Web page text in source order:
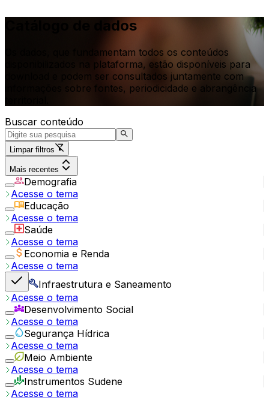
Catálogo de dados
Os dados, que fundamentam todos os conteúdos
disponibilizados na plataforma, estão disponíveis para
download e podem ser consultados juntamente com
informações sobre fontes, periodicidade e abrangência
Buscar conteúdo
Limpar filtros
Mais recentes
Demografia
Acesse o tema
Educação
Acesse o tema
Saúde
Acesse o tema
Economia e Renda
Acesse o tema
Infraestrutura e Saneamento
Acesse o tema
Desenvolvimento Social
Acesse o tema
Segurança Hídrica
Acesse o tema
Meio Ambiente
Acesse o tema
Instrumentos Sudene
Acesse o tema